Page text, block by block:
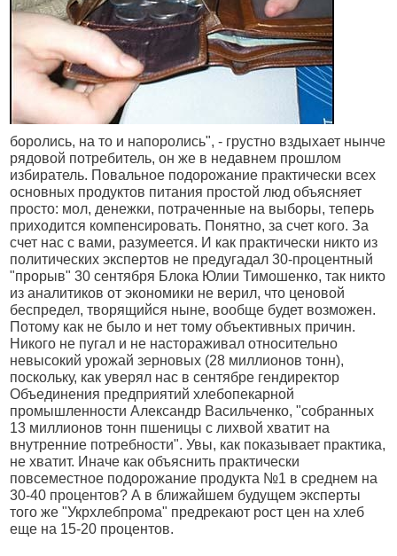
боролись, на то и напоролись", - грустно вздыхает нынче
рядовой потребитель, он же в недавнем прошлом
избиратель. Повальное подорожание практически всех
основных продуктов питания простой люд объясняет
просто: мол, денежки, потраченные на выборы, теперь
приходится компенсировать. Понятно, за счет кого. За
счет нас с вами, разумеется. И как практически никто из
политических экспертов не предугадал 30-процентный
"прорыв" 30 сентября Блока Юлии Тимошенко, так никто
из аналитиков от экономики не верил, что ценовой
беспредел, творящийся ныне, вообще будет возможен.
Потому как не было и нет тому объективных причин.
Никого не пугал и не настораживал относительно
невысокий урожай зерновых (28 миллионов тонн),
поскольку, как уверял нас в сентябре гендиректор
Объединения предприятий хлебопекарной
промышленности Александр Васильченко, "собранных
13 миллионов тонн пшеницы с лихвой хватит на
внутренние потребности". Увы, как показывает практика,
не хватит. Иначе как объяснить практически
повсеместное подорожание продукта №1 в среднем на
30-40 процентов? А в ближайшем будущем эксперты
того же "Укрхлебпрома" предрекают рост цен на хлеб
еще на 15-20 процентов.